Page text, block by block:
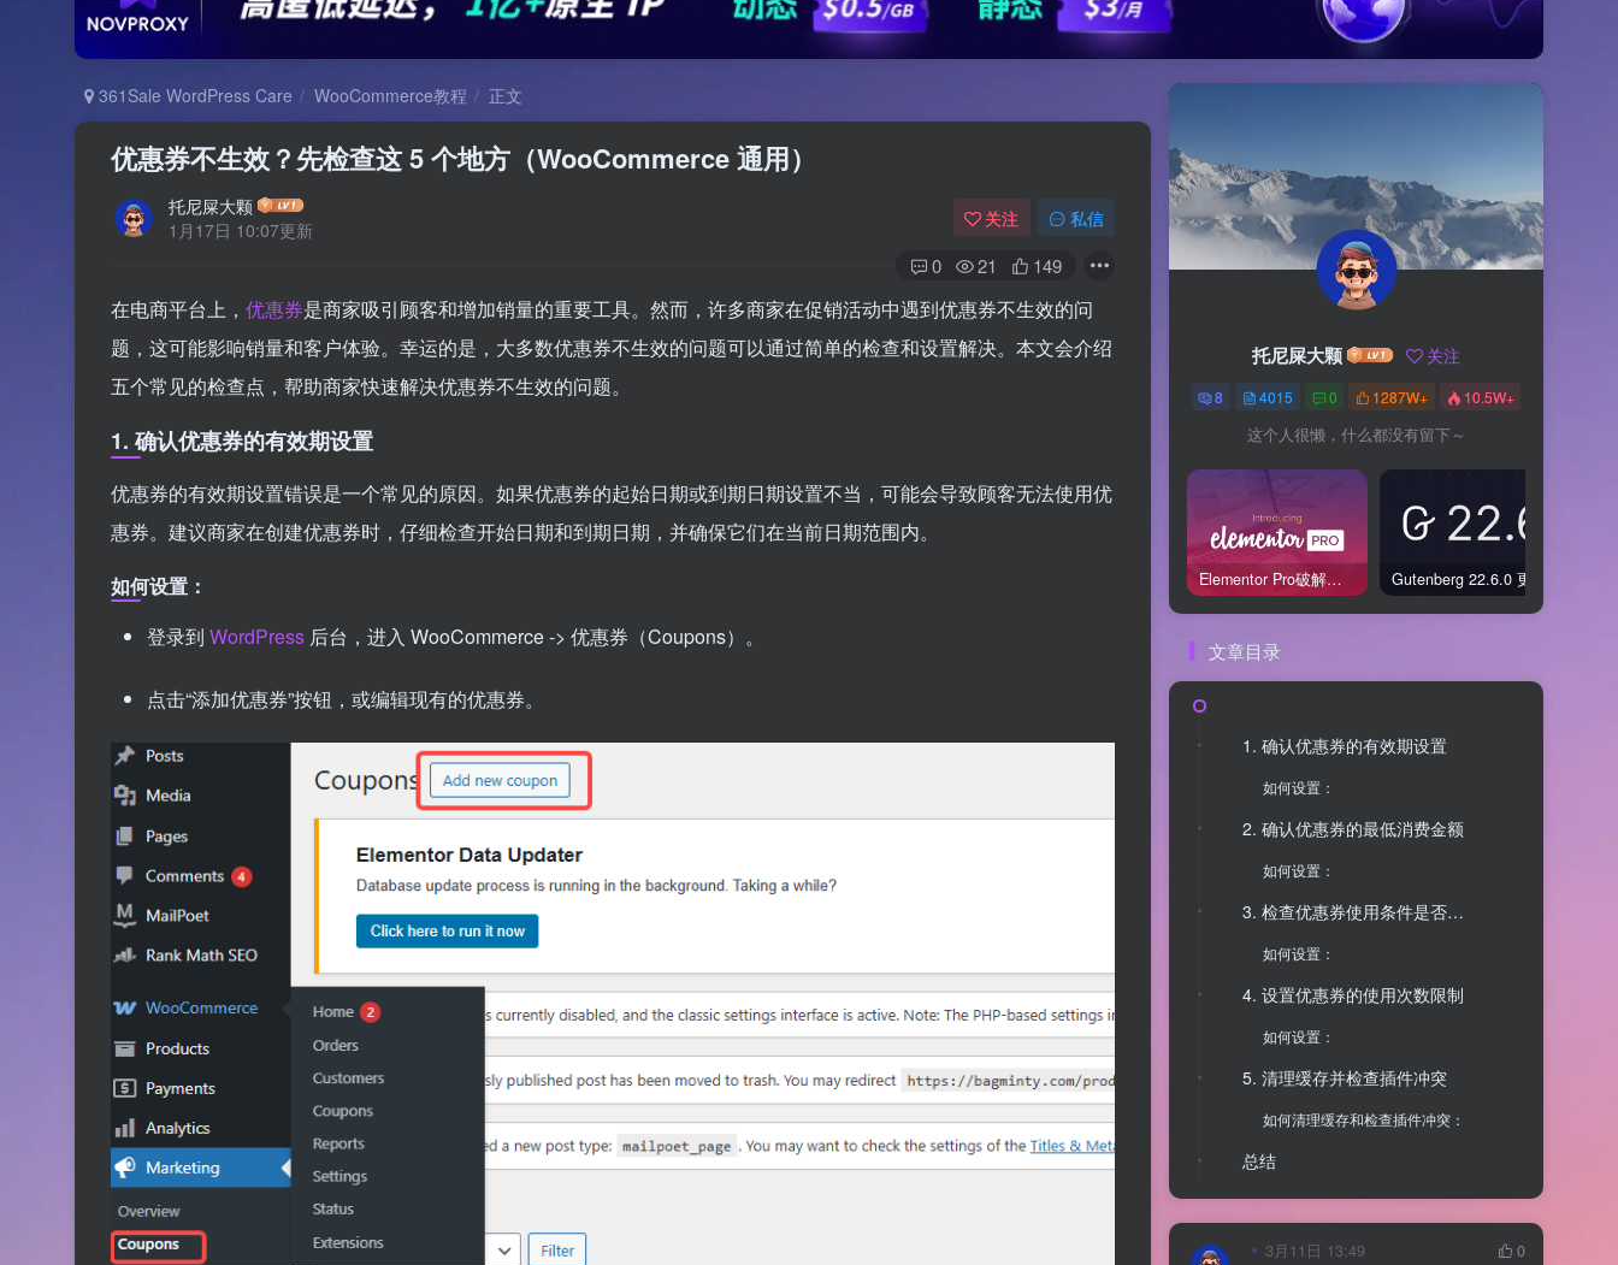
361Sale WordPress Care WooCommerce教程 正文
优惠券不生效？先检查这 5 个地方（WooCommerce 通用）
托尼屎大颗
1月17日 10:07更新
关注 私信
0 21 149
在电商平台上， 优惠券是商家吸引顾客和增加销量的重要工具。然而，许多商家在促销活动中遇到优惠券不生效的问
题，这可能影响销量和客户体验。幸运的是，大多数优惠券不生效的问题可以通过简单的检查和设置解决。本文会介绍
五个常见的检查点，帮助商家快速解决优惠券不生效的问题。
1. 确认优惠券的有效期设置
优惠券的有效期设置错误是一个常见的原因。如果优惠券的起始日期或到期日期设置不当，可能会导致顾客无法使用优
惠券。建议商家在创建优惠券时，仔细检查开始日期和到期日期，并确保它们在当前日期范围内。
如何设置：
登录到 WordPress 后台，进入 WooCommerce -> 优惠券（Coupons）。
点击“添加优惠券”按钮，或编辑现有的优惠券。
托尼屎大颗 关注
8 4015 0 1287W+ 10.5W+
这个人很懒，什么都没有留下～
Elementor Pro破解版还能用吗？2026年常见风险与后果盘点
文章目录
1. 确认优惠券的有效期设置
如何设置：
2. 确认优惠券的最低消费金额
如何设置：
3. 检查优惠券使用条件是否满足
如何设置：
4. 设置优惠券的使用次数限制
如何设置：
5. 清理缓存并检查插件冲突
如何清理缓存和检查插件冲突：
总结
3月11日 13:49
0